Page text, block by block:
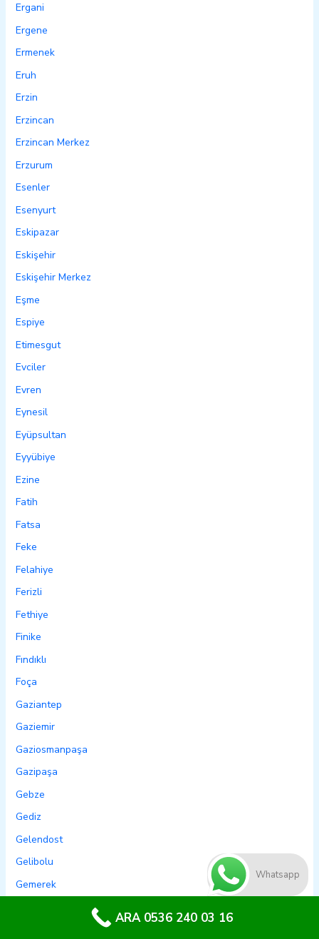
Ergani
Ergene
Ermenek
Eruh
Erzin
Erzincan
Erzincan Merkez
Erzurum
Esenler
Esenyurt
Eskipazar
Eskişehir
Eskişehir Merkez
Eşme
Espiye
Etimesgut
Evciler
Evren
Eynesil
Eyüpsultan
Eyyübiye
Ezine
Fatih
Fatsa
Feke
Felahiye
Ferizli
Fethiye
Finike
Fındıklı
Foça
Gaziantep
Gaziemir
Gaziosmanpaşa
Gazipaşa
Gebze
Gediz
Gelendost
Gelibolu
Gemerek
Whatsapp
ARA 0536 240 03 16